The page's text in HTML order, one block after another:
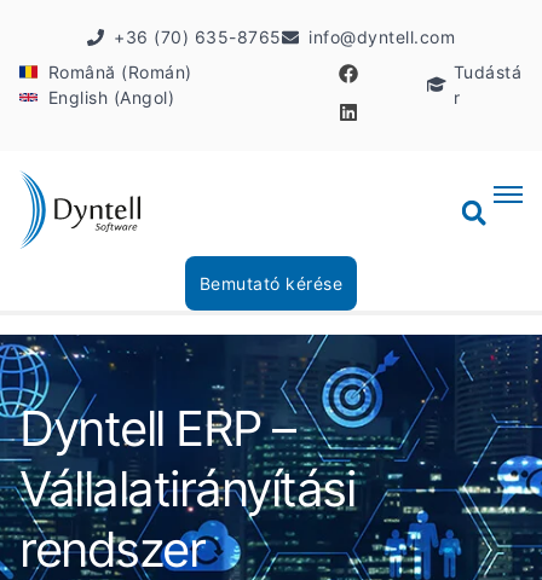
+36 (70) 635-8765
info@dyntell.com
Română (Román)
English (Angol)
Tudástá
r
Bemutató kérése
Dyntell ERP –
Vállalatirányítási
rendszer